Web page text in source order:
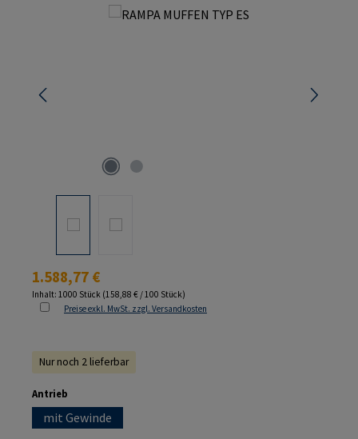
Bildergalerie überspringen
Regulärer Preis:
1.588,77 €
Inhalt: 1000 Stück (158,88 € / 100 Stück)
Preise exkl. MwSt. zzgl. Versandkosten
Nur noch 2 lieferbar
Antrieb
mit Gewinde